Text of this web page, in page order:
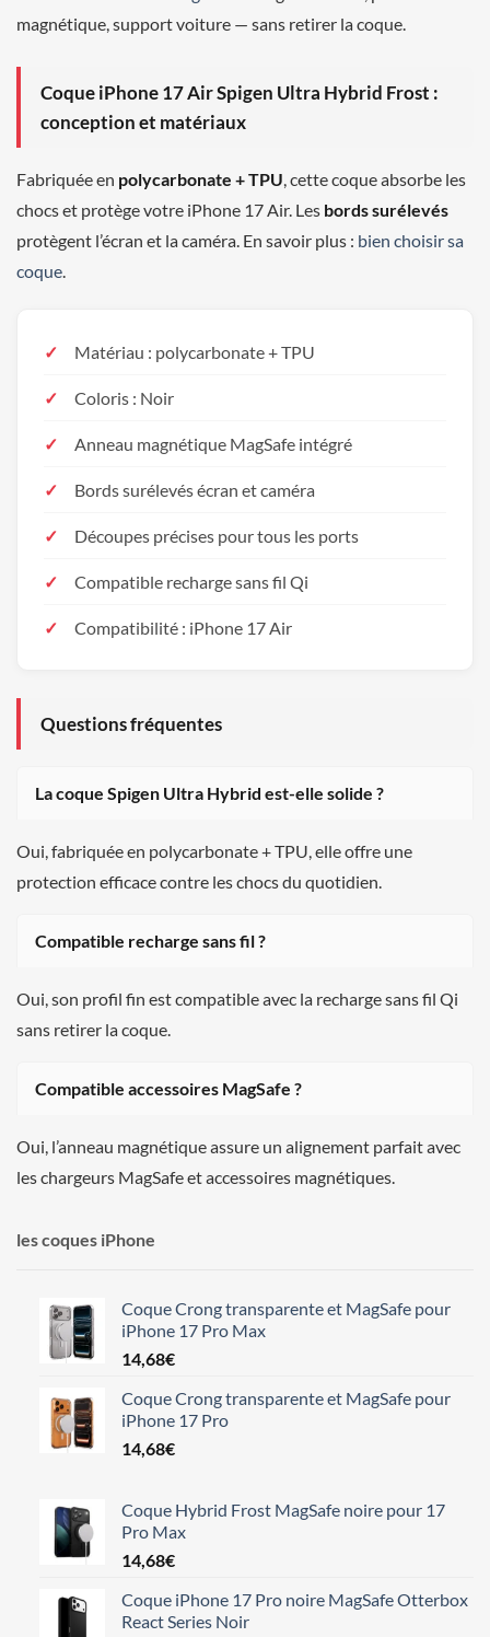
magnétique, support voiture — sans retirer la coque.
Coque iPhone 17 Air Spigen Ultra Hybrid Frost :
conception et matériaux
Fabriquée en polycarbonate + TPU , cette coque absorbe les
chocs et protège votre iPhone 17 Air. Les bords surélevés
protègent l’écran et la caméra. En savoir plus : bien choisir sa
coque
Matériau : polycarbonate + TPU
Coloris : Noir
Anneau magnétique MagSafe intégré
Bords surélevés écran et caméra
Découpes précises pour tous les ports
Compatible recharge sans fil Qi
Compatibilité : iPhone 17 Air
Questions fréquentes
La coque Spigen Ultra Hybrid est-elle solide ?
Oui, fabriquée en polycarbonate + TPU, elle offre une
protection efficace contre les chocs du quotidien.
Compatible recharge sans fil ?
Oui, son profil fin est compatible avec la recharge sans fil Qi
sans retirer la coque.
Compatible accessoires MagSafe ?
Oui, l’anneau magnétique assure un alignement parfait avec
les chargeurs MagSafe et accessoires magnétiques.
les coques iPhone
Coque Crong transparente et MagSafe pour
iPhone 17 Pro Max
14,68€
Coque Crong transparente et MagSafe pour
iPhone 17 Pro
14,68€
Coque Hybrid Frost MagSafe noire pour 17
Pro Max
14,68€
Coque iPhone 17 Pro noire MagSafe Otterbox
React Series Noir